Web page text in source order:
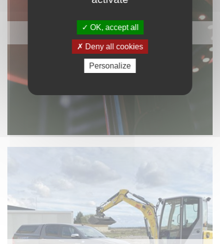
CHAUFFAGE / ÉLEC / VENTILATION
OK, accept all
Deny all cookies
Personalize